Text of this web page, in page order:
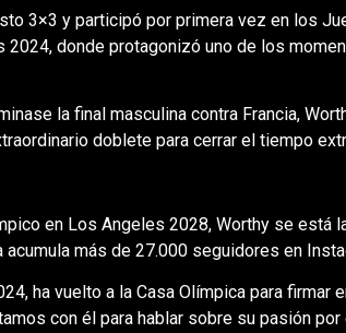
3×3 y participó por primera vez en los
donde protagonizó uno de los
la final masculina contra Francia,
doblete para cerrar el tiempo
en Los Angeles 2028, Worthy se está
más de 27.000 seguidores en
ha vuelto a la Casa Olímpica para firmar
con él para hablar sobre su pasión